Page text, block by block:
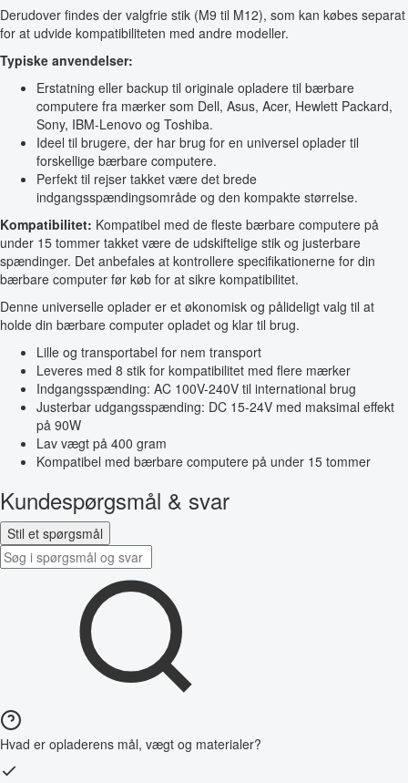
Derudover findes der valgfrie stik (M9 til M12), som kan købes separat
for at udvide kompatibiliteten med andre modeller.
Typiske anvendelser:
Erstatning eller backup til originale opladere til bærbare
computere fra mærker som Dell, Asus, Acer, Hewlett Packard,
Sony, IBM-Lenovo og Toshiba.
Ideel til brugere, der har brug for en universel oplader til
forskellige bærbare computere.
Perfekt til rejser takket være det brede
indgangsspændingsområde og den kompakte størrelse.
Kompatibilitet: Kompatibel med de fleste bærbare computere på
under 15 tommer takket være de udskiftelige stik og justerbare
spændinger. Det anbefales at kontrollere specifikationerne for din
bærbare computer før køb for at sikre kompatibilitet.
Denne universelle oplader er et økonomisk og pålideligt valg til at
holde din bærbare computer opladet og klar til brug.
Lille og transportabel for nem transport
Leveres med 8 stik for kompatibilitet med flere mærker
Indgangsspænding: AC 100V-240V til international brug
Justerbar udgangsspænding: DC 15-24V med maksimal effekt
på 90W
Lav vægt på 400 gram
Kompatibel med bærbare computere på under 15 tommer
Kundespørgsmål & svar
Stil et spørgsmål
Hvad er opladerens mål, vægt og materialer?